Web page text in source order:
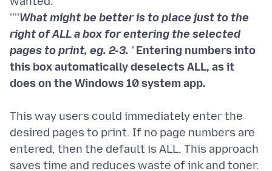
''''What might be better is to place just to the
right of ALL a box for entering the selected
pages to print, eg. 2-3. ' Entering numbers into
this box automatically deselects ALL, as it
This way users could immediately enter the
desired pages to print. If no page numbers are
entered, then the default is ALL. This approach
saves time and reduces waste of ink and toner.